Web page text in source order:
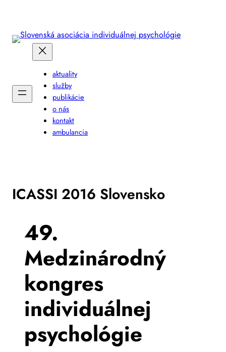
obsah
aktuality
služby
publikácie
o nás
kontakt
ambulancia
ICASSI 2016 Slovensko
49.
Medzinárodný
kongres
individuálnej
psychológie